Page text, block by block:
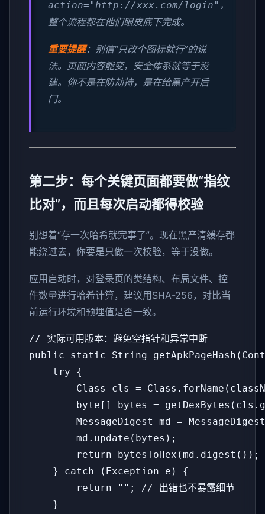
action="http://xxx.com/login" ，
整个流程都在他们眼皮底下完成。
重要提醒：别信“只改个图标就行”的说
法。页面内容能变，安全体系就等于没
建。你不是在防劫持，是在给黑产开后
门。
第二步：每个关键页面都要做“指纹
比对”，而且每次启动都得校验
别想着“存一次哈希就完事了”。现在黑产清缓存都
能绕过去，你要是只做一次校验，等于没做。
应用启动时，对登录页的类结构、布局文件、控
件数量进行哈希计算，建议用SHA-256，对比当
前运行环境和预埋值是否一致。
// 实际可用版本：避免空指针和异常中断
public static String
try {
Class cls =
byte[] bytes =
MessageDigest md =
md.update(bytes);
return bytesToHex(md.digest());
} catch (Exception e) {
return ""; // 出错也不暴露细节
}